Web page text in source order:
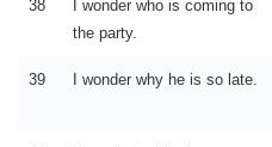
38
I wonder who is coming to
the party.
39 I wonder why he is so late.